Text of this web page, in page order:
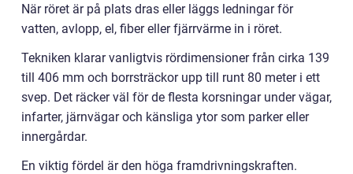
När röret är på plats dras eller läggs ledningar för
vatten, avlopp, el, fiber eller fjärrvärme in i röret.
Tekniken klarar vanligtvis rördimensioner från cirka 139
till 406 mm och borrsträckor upp till runt 80 meter i ett
svep. Det räcker väl för de flesta korsningar under vägar,
infarter, järnvägar och känsliga ytor som parker eller
innergårdar.
En viktig fördel är den höga framdrivningskraften.